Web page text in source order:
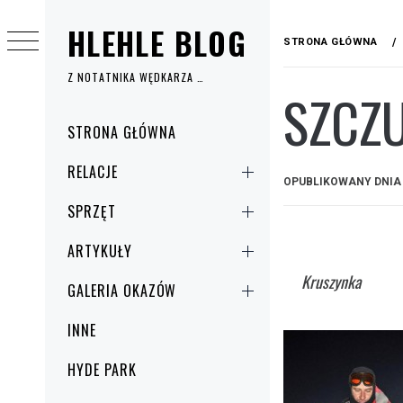
HLEHLE BLOG
Z NOTATNIKA WĘDKARZA …
główneSTRONA GŁÓWNA
RELACJE
SPRZĘT
ARTYKUŁY
GALERIA OKAZÓW
INNE
HYDE PARK
do
treści
STRONA GŁÓWNA
OPUBLIKOWANY DNIA
Kruszynka